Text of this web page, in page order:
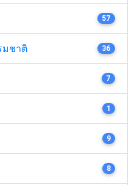
57
มชาติ 36
7
1
9
8